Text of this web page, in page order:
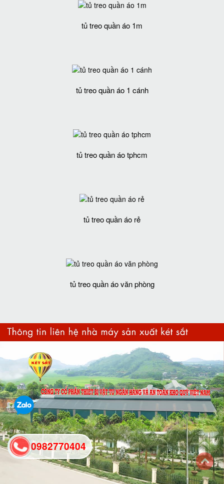
tủ treo quần áo 1m
tủ treo quần áo 1 cánh
tủ treo quần áo tphcm
tủ treo quần áo rẻ
tủ treo quần áo văn phòng
0982770404
back